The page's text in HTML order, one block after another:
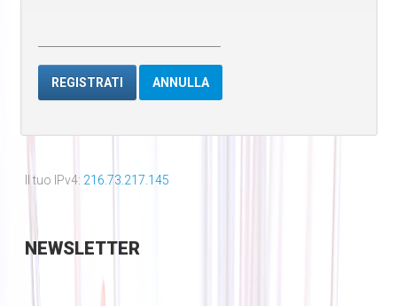
REGISTRATI ANNULLA
Il tuo IPv4: 216.73.217.145
NEWSLETTER